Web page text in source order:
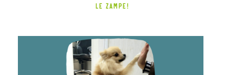
LE ZAMPE!